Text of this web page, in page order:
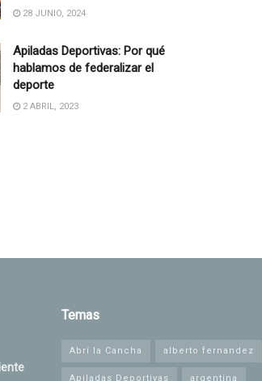
28 JUNIO, 2024
Apiladas Deportivas: Por qué
hablamos de federalizar el
deporte
2 ABRIL, 2023
Temas
Abrí la Cancha alberto fernandez
Apiladas Deportivas argentina